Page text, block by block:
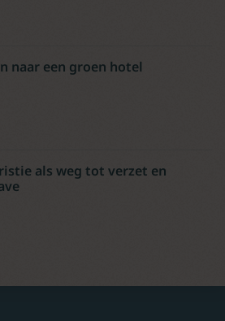
naar een groen hotel
als weg tot verzet en